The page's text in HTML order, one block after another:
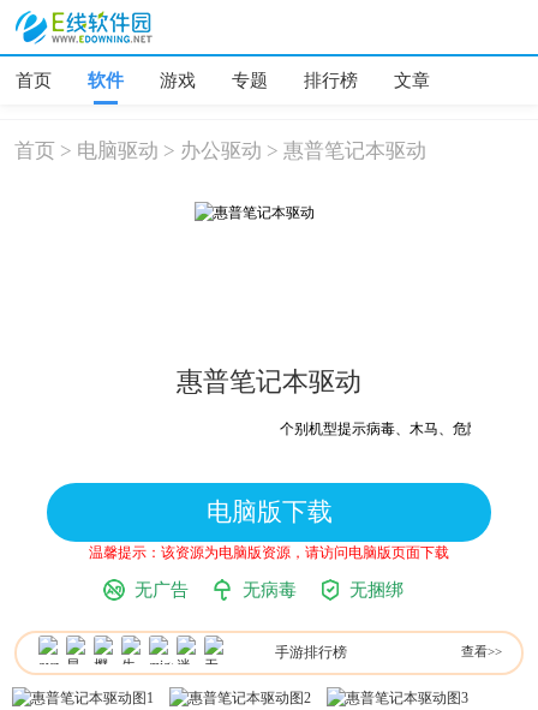
首页 软件 游戏 专题 排行榜 文章
首页 > 电脑驱动 > 办公驱动 >惠普笔记本驱动
惠普笔记本驱动
个别机型提示病毒、木马、危险，均为误
电脑版下载
温馨提示：该资源为电脑版资源，请访问电脑版页面下载
无广告 无病毒 无捆绑
手游排行榜 查看>>